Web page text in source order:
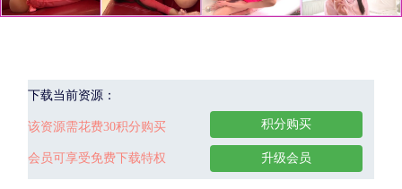
下载当前资源：
该资源需花费30积分购买
会员可享受免费下载特权
积分购买
升级会员